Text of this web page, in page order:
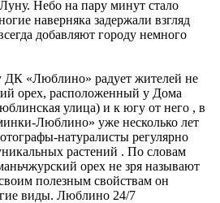
Небо на пару минут стало
наверняка задержали взгляд
добавляют городу немного
ДК «Люблино» радует жителей не
орех, расположенный у Дома
улица) и к югу от него , в
Люблино» уже несколько лет
натуралисты регулярно
растений . По словам
орех не зря называют
полезным свойствам он
виды. Люблино 24/7